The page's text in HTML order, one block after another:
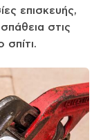
επισκευής,
στις
σπίτι.